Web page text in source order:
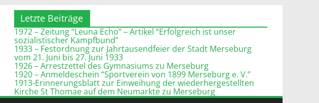
Letzte Beiträge
1972 – Zeitung “Leuna Echo” – Artikel “Erfolgreich ist unser
sozialistischer Kampfbund”
1933 – Festordnung zur Jahrtausendfeier der Stadt Merseburg
vom 21. Juni bis 27. Juni 1933
1926 – Arrestzettel des Gymnasiums zu Merseburg
1920 – Anmeldeschein “Sportverein von 1899 Merseburg e. V.”
1913-Erinnerungsblatt zur Einweihung der wiederhergestellten
Kirche St Thomae auf dem Neumarkte zu Merseburg